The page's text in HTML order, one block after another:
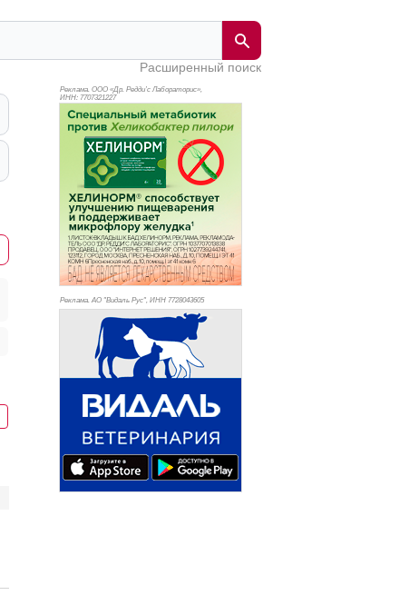
Расширенный поиск
Реклама. ООО «Др. Редди’с Лабораторис»,
ИНН: 7707321227
Реклама. АО "Видаль Рус", ИНН 7728043605